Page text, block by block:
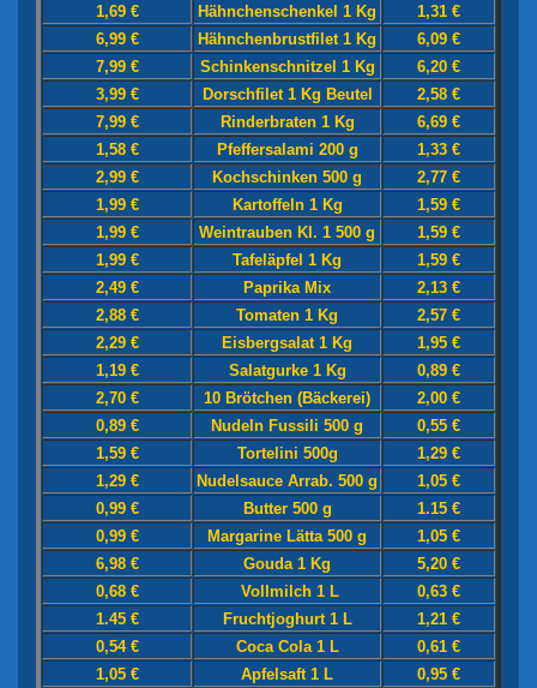
1,69 €
Hähnchenschenkel 1 Kg
1,31 €
6,99 €
Hähnchenbrustfilet 1 Kg
6,09 €
7,99 €
Schinkenschnitzel 1 Kg
6,20 €
3,99 €
Dorschfilet 1 Kg Beutel
2,58 €
7,99 €
Rinderbraten 1 Kg
6,69 €
1,58 €
Pfeffersalami 200 g
1,33 €
2,99 €
Kochschinken 500 g
2,77 €
1,99 €
Kartoffeln 1 Kg
1,59 €
1,99 €
Weintrauben Kl. 1 500 g
1,59 €
1,99 €
Tafeläpfel 1 Kg
1,59 €
2,49 €
Paprika Mix
2,13 €
2,88 €
Tomaten 1 Kg
2,57 €
2,29 €
Eisbergsalat 1 Kg
1,95 €
1,19 €
Salatgurke 1 Kg
0,89 €
2,70 €
10 Brötchen (Bäckerei)
2,00 €
0,89 €
Nudeln Fussili 500 g
0,55 €
1,59 €
Tortelini 500g
1,29 €
1,29 €
Nudelsauce Arrab. 500 g
1,05 €
0,99 €
Butter 500 g
1.15 €
0,99 €
Margarine Lätta 500 g
1,05 €
6,98 €
Gouda 1 Kg
5,20 €
0,68 €
Vollmilch 1 L
0,63 €
1.45 €
Fruchtjoghurt 1 L
1,21 €
0,54 €
Coca Cola 1 L
0,61 €
1,05 €
Apfelsaft 1 L 0,95 €